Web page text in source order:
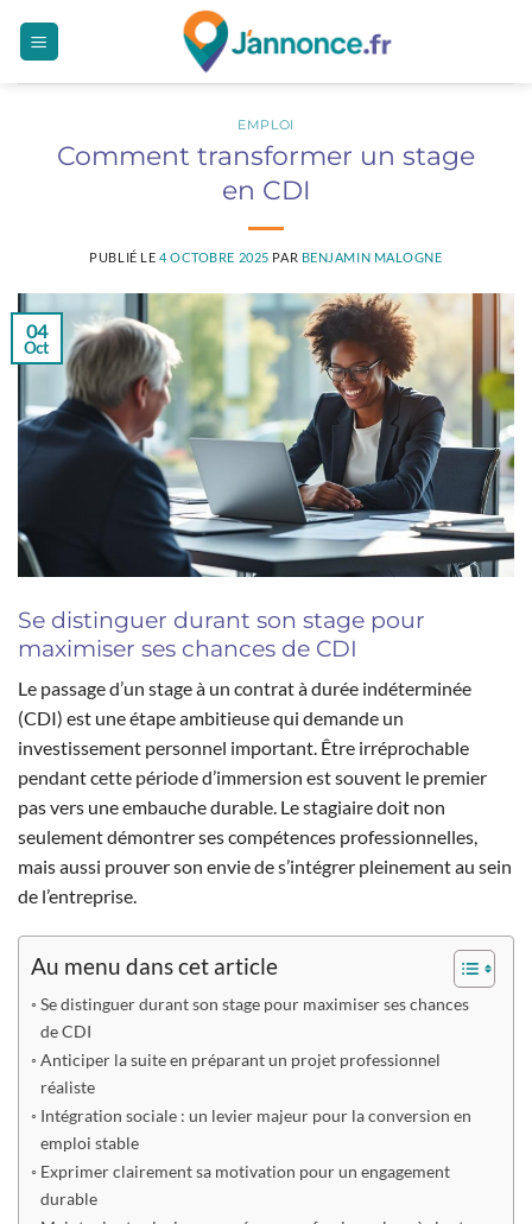
EMPLOI
Comment transformer un stage
en CDI
PUBLIÉ LE 4 OCTOBRE 2025 PAR BENJAMIN MALOGNE
04
Oct
Se distinguer durant son stage pour
maximiser ses chances de CDI
Le passage d’un stage à un contrat à durée indéterminée
(CDI) est une étape ambitieuse qui demande un
investissement personnel important. Être irréprochable
pendant cette période d’immersion est souvent le premier
pas vers une embauche durable. Le stagiaire doit non
seulement démontrer ses compétences professionnelles,
mais aussi prouver son envie de s’intégrer pleinement au sein
de l’entreprise.
Au menu dans cet article
Se distinguer durant son stage pour maximiser ses chances
de CDI
Anticiper la suite en préparant un projet professionnel
réaliste
Intégration sociale : un levier majeur pour la conversion en
emploi stable
Exprimer clairement sa motivation pour un engagement
durable